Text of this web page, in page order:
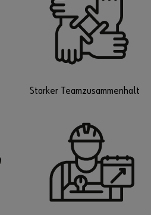
Starker Teamzusammenhalt